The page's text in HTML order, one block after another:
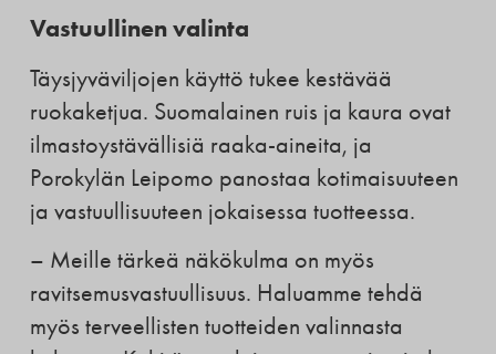
Vastuullinen valinta
Täysjyväviljojen käyttö tukee kestävää
ruokaketjua. Suomalainen ruis ja kaura ovat
ilmastoystävällisiä raaka-aineita, ja
Porokylän Leipomo panostaa kotimaisuuteen
ja vastuullisuuteen jokaisessa tuotteessa.
– Meille tärkeä näkökulma on myös
ravitsemusvastuullisuus. Haluamme tehdä
myös terveellisten tuotteiden valinnasta